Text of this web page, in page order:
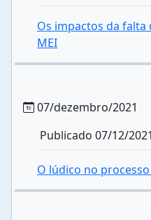
Os impactos da
MEI
07/dezembro/2021
Publicado 07/12/
O lúdico no